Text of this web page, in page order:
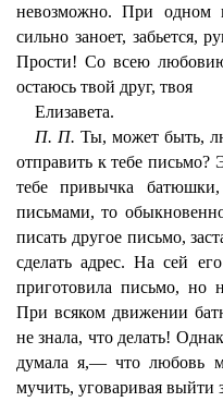
невозможно. При одном
сильно заноет, забьется,
Прости! Со всею
остаюсь твой друг, твоя
Елизавета.
П. П. Ты, может быть,
отправить к тебе письмо?
тебе привычка
письмами, то
писать другое письмо,
сделать адрес. На сей
приготовила письмо, но
При всяком движении
не знала, что делать!
думала я,— что любовь
мучить, уговаривая выйти